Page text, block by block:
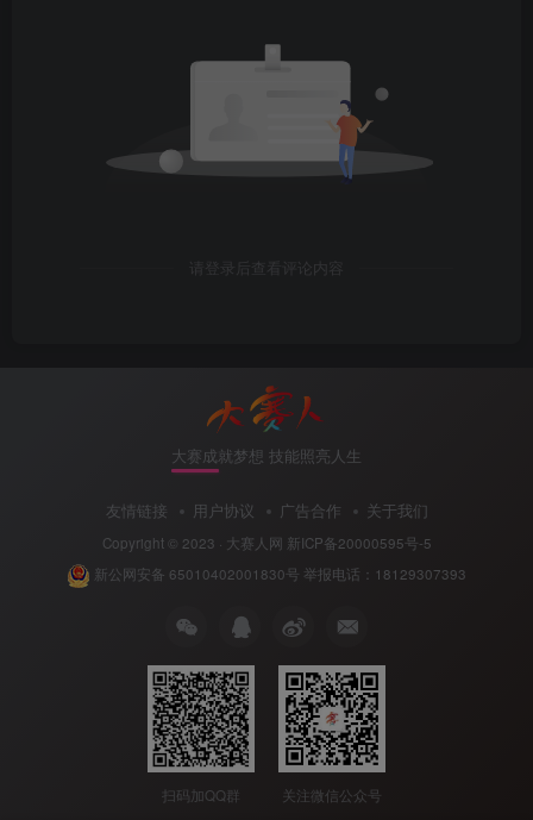
请登录后查看评论内容
大赛成就梦想 技能照亮人生
友情链接 用户协议 广告合作 关于我们
Copyright © 2023 · 大赛人网 新ICP备20000595号-5
新公网安备 65010402001830号 举报电话：18129307393
扫码加QQ群 关注微信公众号